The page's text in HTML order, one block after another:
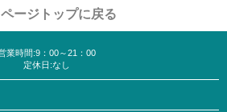
ページトップに戻る
業時間:9：00～21：00
定休日:なし